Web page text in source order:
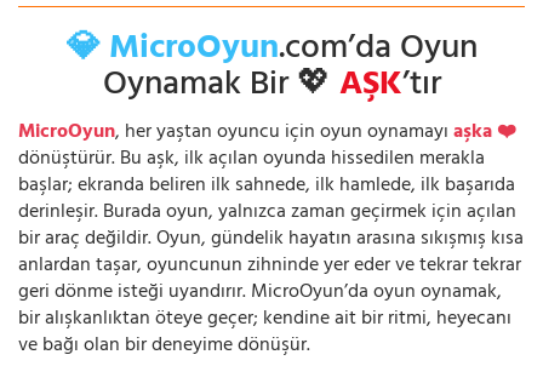
💎 MicroOyun.com’da Oyun
Oynamak Bir 💖AŞK’tır
MicroOyun, her yaştan oyuncu için oyun oynamayıaşka ❤️
dönüştürür. Bu aşk, ilk açılan oyunda hissedilen merakla
başlar; ekranda beliren ilk sahnede, ilk hamlede, ilk başarıda
derinleşir. Burada oyun, yalnızca zaman geçirmek için açılan
bir araç değildir. Oyun, gündelik hayatın arasına sıkışmış kısa
anlardan taşar, oyuncunun zihninde yer eder ve tekrar tekrar
geri dönme isteği uyandırır. MicroOyun’da oyun oynamak,
bir alışkanlıktan öteye geçer; kendine ait bir ritmi, heyecanı
ve bağı olan bir deneyime dönüşür.